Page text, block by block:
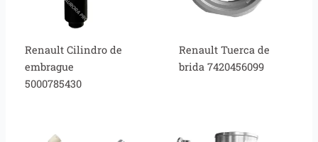
Renault Cilindro de
embrague
5000785430
Renault Tuerca de
brida 7420456099